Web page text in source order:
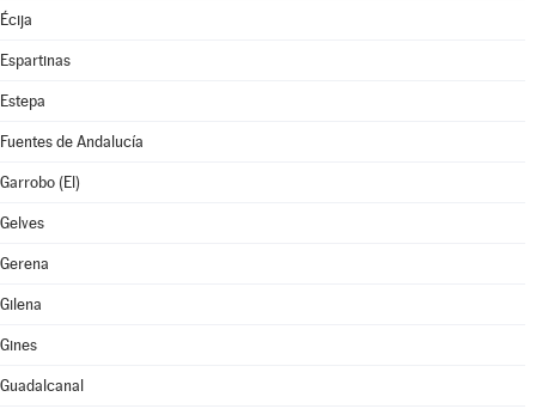
Écija
Espartinas
Estepa
Fuentes de Andalucía
Garrobo (El)
Gelves
Gerena
Gilena
Gines
Guadalcanal